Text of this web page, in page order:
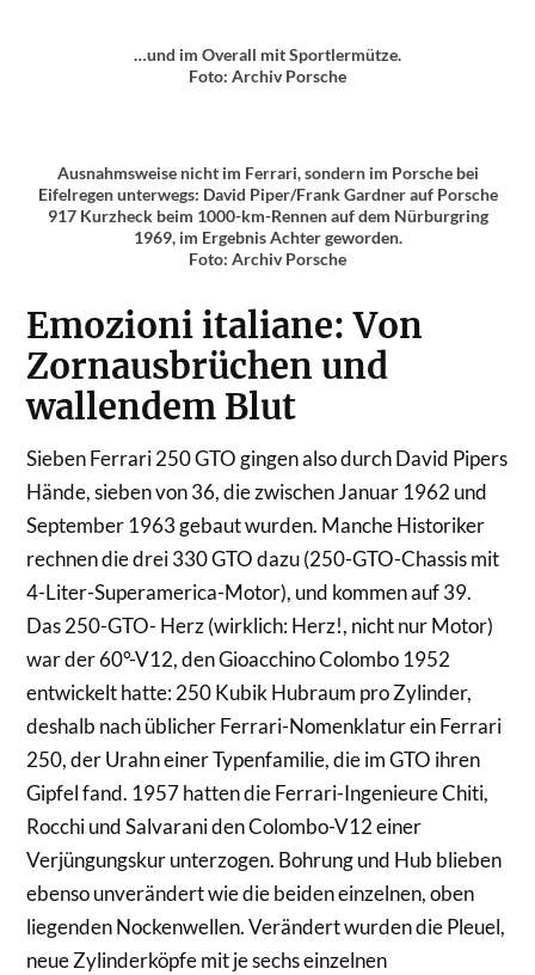
…und im Overall mit Sportlermütze.
Foto: Archiv Porsche
Ausnahmsweise nicht im Ferrari, sondern im Porsche bei
Eifelregen unterwegs: David Piper/Frank Gardner auf Porsche
917 Kurzheck beim 1000-km-Rennen auf dem Nürburgring
1969, im Ergebnis Achter geworden.
Foto: Archiv Porsche
Emozioni italiane: Von
Zornausbrüchen und
wallendem Blut
Sieben Ferrari 250 GTO gingen also durch David Pipers
Hände, sieben von 36, die zwischen Januar 1962 und
September 1963 gebaut wurden. Manche Historiker
rechnen die drei 330 GTO dazu (250-GTO-Chassis mit
4-Liter-Superamerica-Motor), und kommen auf 39.
Das 250-GTO- Herz (wirklich: Herz!, nicht nur Motor)
war der 60°-V12, den Gioacchino Colombo 1952
entwickelt hatte: 250 Kubik Hubraum pro Zylinder,
deshalb nach üblicher Ferrari-Nomenklatur ein Ferrari
250, der Urahn einer Typenfamilie, die im GTO ihren
Gipfel fand. 1957 hatten die Ferrari-Ingenieure Chiti,
Rocchi und Salvarani den Colombo-V12 einer
Verjüngungskur unterzogen. Bohrung und Hub blieben
ebenso unverändert wie die beiden einzelnen, oben
liegenden Nockenwellen. Verändert wurden die Pleuel,
neue Zylinderköpfe mit je sechs einzelnen